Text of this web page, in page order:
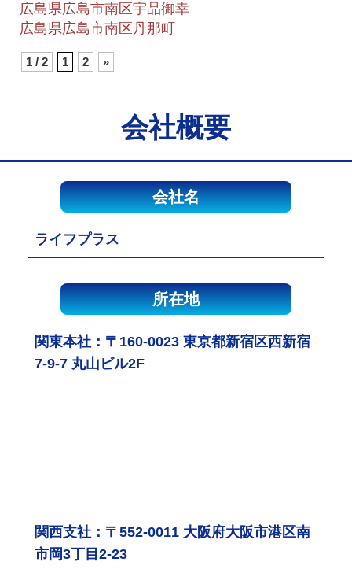
広島県広島市南区宇品御幸
広島県広島市南区丹那町
1 / 2 1 2 »
会社概要
会社名
ライフプラス
所在地
関東本社：〒160-0023 東京都新宿区西新宿
7-9-7 丸山ビル2F
関西支社：〒552-0011 大阪府大阪市港区南
市岡3丁目2-23